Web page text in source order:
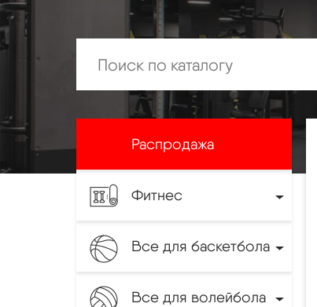
Распродажа
Фитнес
Все для баскетбола
Все для волейбола